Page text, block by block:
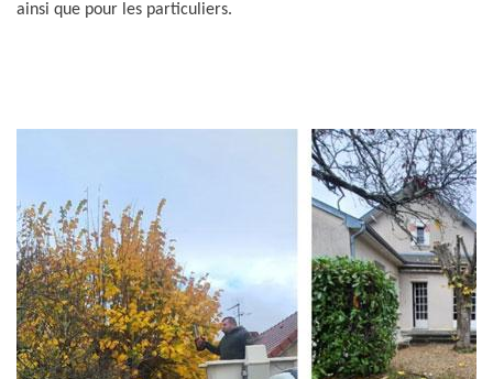
ainsi que pour les particuliers.